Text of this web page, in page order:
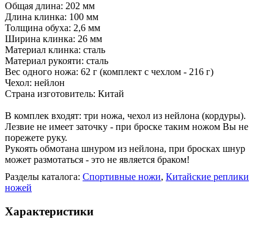
Общая длина: 202 мм
Длина клинка: 100 мм
Толщина обуха: 2,6 мм
Ширина клинка: 26 мм
Материал клинка: сталь
Материал рукояти: сталь
Вес одного ножа: 62 г (комплект с чехлом - 216 г)
Чехол: нейлон
Страна изготовитель: Китай
В комплек входят: три ножа, чехол из нейлона (кордуры).
Лезвие не имеет заточку - при броске таким ножом Вы не
порежете руку.
Рукоять обмотана шнуром из нейлона, при бросках шнур
может размотаться - это не является браком!
Разделы каталога: Спортивные ножи, Китайские реплики
ножей
Характеристики